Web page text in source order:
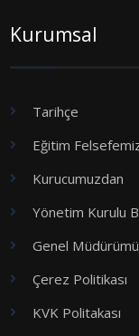
Kurumsal
Tarihçe
Eğitim
Kurucumuzdan
Yönetim Kurulu
Genel
Çerez Politikası
KVK Politakası